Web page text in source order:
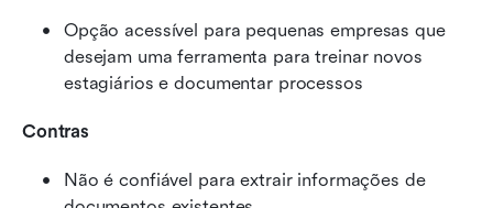
Opção acessível para pequenas empresas que
desejam uma ferramenta para treinar novos
estagiários e documentar processos
Contras
Não é confiável para extrair informações de